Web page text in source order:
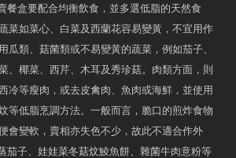
餐盒要配合均衡飲食，並多選低脂的天然食
菜如菜心、白菜及西蘭花容易變黃，不宜用作
瓜類、菇菌類或不易變黃的蔬菜，例如茄子、
、椰菜、西芹、木耳及秀珍菇。肉類方面，則
冷等瘦肉，或去皮禽肉、魚肉或海鮮，並使用
等低脂烹調方法。一般而言，脆口的煎炸食物
會變軟，賣相亦失色不少，故此不適合作外
茄子、娃娃菜冬菇炆鯪魚餅、雜菌牛肉意粉等